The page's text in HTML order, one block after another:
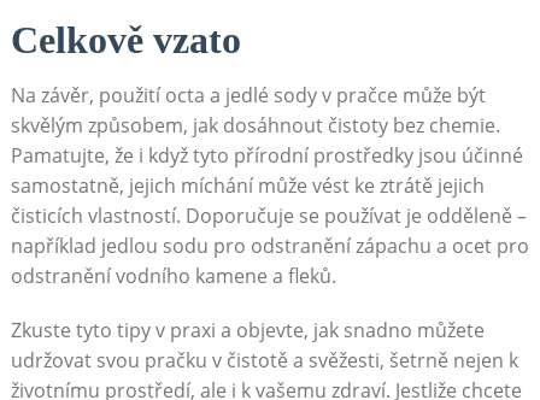
Celkově vzato
Na závěr, ⁢použití octa a jedlé‍ sody ⁣v pračce může být
skvělým⁣ způsobem, jak ⁢dosáhnout čistoty bez chemie.
Pamatujte, že i když tyto přírodní prostředky jsou účinné
samostatně, jejich míchání může vést ke ztrátě jejich
čisticích ⁣vlastností. Doporučuje se používat je odděleně –
například jedlou sodu pro odstranění zápachu a ocet pro
odstranění vodního kamene a fleků.
Zkuste​ tyto tipy v ​praxi a objevte, jak snadno můžete
‌udržovat svou pračku⁣ v čistotě ​a svěžesti, šetrně nejen k‌
životnímu prostředí, ‌ale i k vašemu ‌zdraví. Jestliže chcete